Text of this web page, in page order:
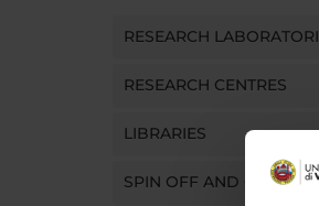
RESEARCH
RESEARCH CENTRES
LIBRARIES
SPIN OFF AND